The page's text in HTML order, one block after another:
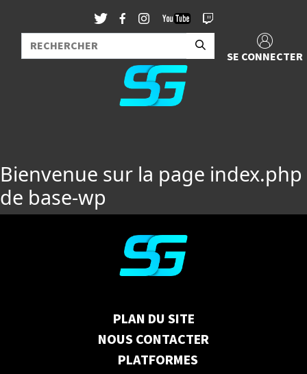
SE CONNECTER
Bienvenue sur la page index.php
de base-wp
PLAN DU SITE
NOUS CONTACTER
PLATFORMES